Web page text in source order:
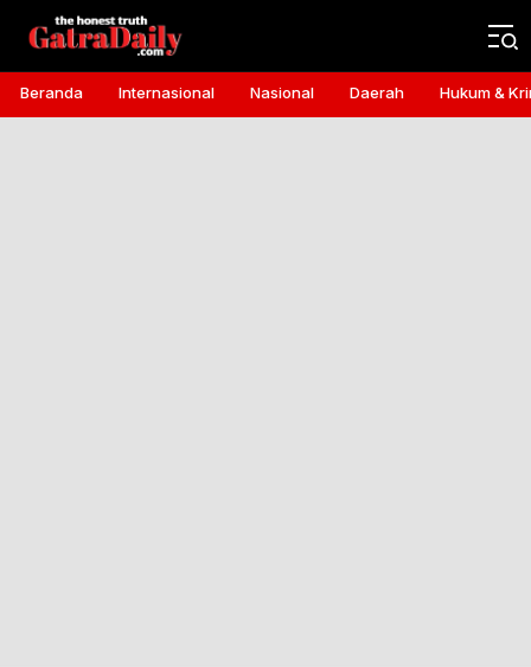
Gatra Daily
the honest truth
Beranda Internasional Nasional Daerah Hukum &